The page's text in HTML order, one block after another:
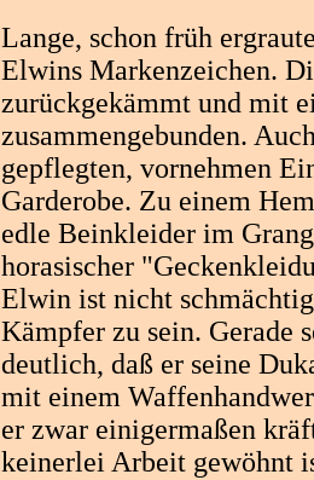
Lange, schon früh
Elwins Markenzeichen.
zurückgekämmt und mit
zusammengebunden.
gepflegten, vornehmen
Garderobe. Zu einem
edle Beinkleider im
horasischer
Elwin ist nicht
Kämpfer zu sein. Gerade
deutlich, daß er seine
mit einem
er zwar einigermaßen
keinerlei Arbeit gewöhnt